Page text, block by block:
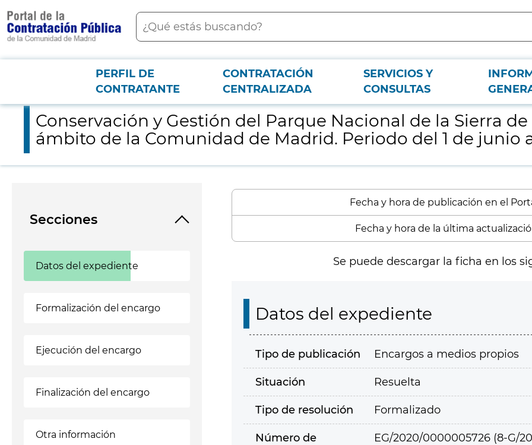
contenido
principal
Buscar
Menú PCON
PERFIL DE
CONTRATANTE
CONTRATACIÓN
CENTRALIZADA
SERVICIOS Y
CONSULTAS
Conservación y Gestión del Parque Nacional de la Sierra de Guadarrama en el ámbito de la Comunidad de Madrid. Periodo del 1 de junio al
Conservación y Gestión del Parque Nacional de la Sierra
ámbito de la Comunidad de Madrid. Periodo del 1 de junio
Secciones
Datos del expediente
Formalización del encargo
Ejecución del encargo
Finalización del encargo
Otra información
Fecha y hora de publicación en el
Fecha y hora de la última
Se puede descargar la ficha en los
Datos del expediente
Tipo de publicación Encargos a medios propios
Situación Resuelta
Tipo de resolución Formalizado
Número de
EG/2020/0000005726 (8-G/